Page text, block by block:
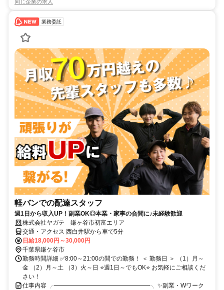
同じ企業の求人
業務委託
軽バンでの配達スタッフ
週1日から収入UP！副業OK◎本業・家事の合間に♪未経験歓迎
株式会社ヤガテ 鎌ヶ谷市初富エリア
交通・アクセス 西白井駅から車で5分
日給18,000円～30,000円
千葉県鎌ケ谷市
勤務時間詳細 ✅8:00～21:00の間での勤務！ ＜ 勤務日 ＞ （1）月～
金 （2）月～土 （3）火～日 ⭐週1日～でもOK⭐ お気軽にご相談くだ
さい！
仕事内容 ╭━━━━━━━━━━━━━━━━╮ ✨副業・Wワーク